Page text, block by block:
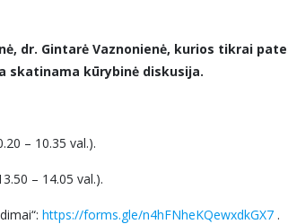
dr. Gintarė Vaznonienė, kurios tikrai
skatinama kūrybinė diskusija.
– 10.35 val.).
– 14.05 val.).
https://forms.gle/n4hFNheKQewxdkGX7.